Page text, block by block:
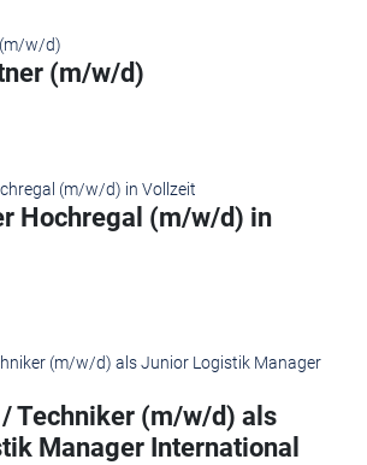
(m/w/d)
Hochregal (m/w/d) in
Techniker (m/w/d) als
Manager International